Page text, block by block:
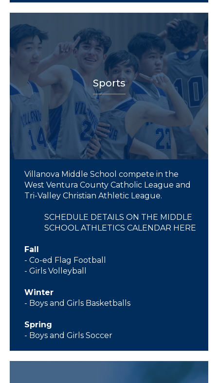
Sports
Villanova Middle School compete in the
West Ventura County Catholic League and
Tri-Valley Christian Athletic League.
SCHEDULE DETAILS ON THE MIDDLE
SCHOOL ATHLETICS CALENDAR HERE
Fall
- Co-ed Flag Football
- Girls Volleyball
Winter
- Boys and Girls Basketballs
Spring
- Boys and Girls Soccer